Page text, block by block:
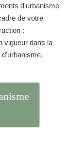
d'urbanisme
de votre
:
vigueur dans la